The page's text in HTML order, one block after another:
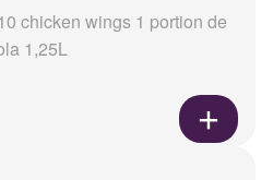
chicken wings 1 portion de
1,25L